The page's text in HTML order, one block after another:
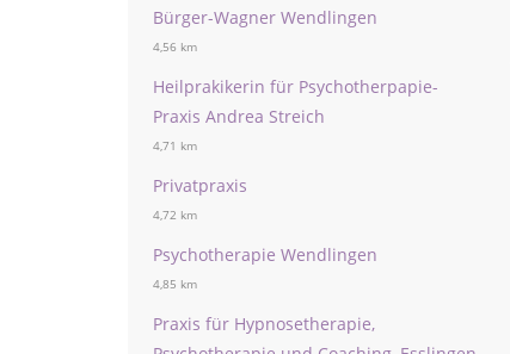
Bürger-Wagner Wendlingen
4,56 km
Heilprakikerin für Psychotherpapie-
Praxis Andrea Streich
4,71 km
Privatpraxis
4,72 km
Psychotherapie Wendlingen
4,85 km
Praxis für Hypnosetherapie,